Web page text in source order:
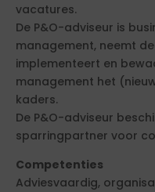
vacatures.
De P&O-adviseur is
management, neemt
implementeert en
management het
kaders.
De P&O-adviseur
sparringpartner voor
Competenties
Adviesvaardig,